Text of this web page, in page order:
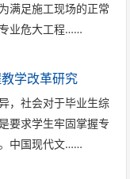
满足施工现场的正常
业危大工程……
学改革研究
，社会对于毕业生综
要求学生牢固掌握专
中国现代文……